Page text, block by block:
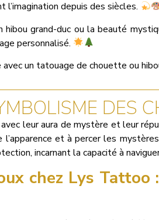
l’imagination depuis des siècles.
grand-duc ou la beauté
personnalisé.
un tatouage de chouette ou
DES
leur aura de mystère et leur
et à percer les
incarnant la capacité à
chez Lys Tattoo